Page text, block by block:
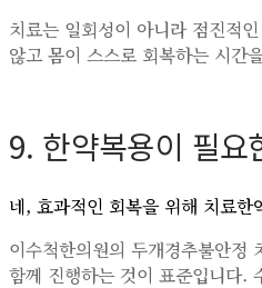
치료는 일회성이 아니라 점진적
않고 몸이 스스로 회복하는 시간
9. 한약복용이 필요
네, 효과적인 회복을 위해 치료한
이수척한의원의 두개경추불안정
함께 진행하는 것이 표준입니다.